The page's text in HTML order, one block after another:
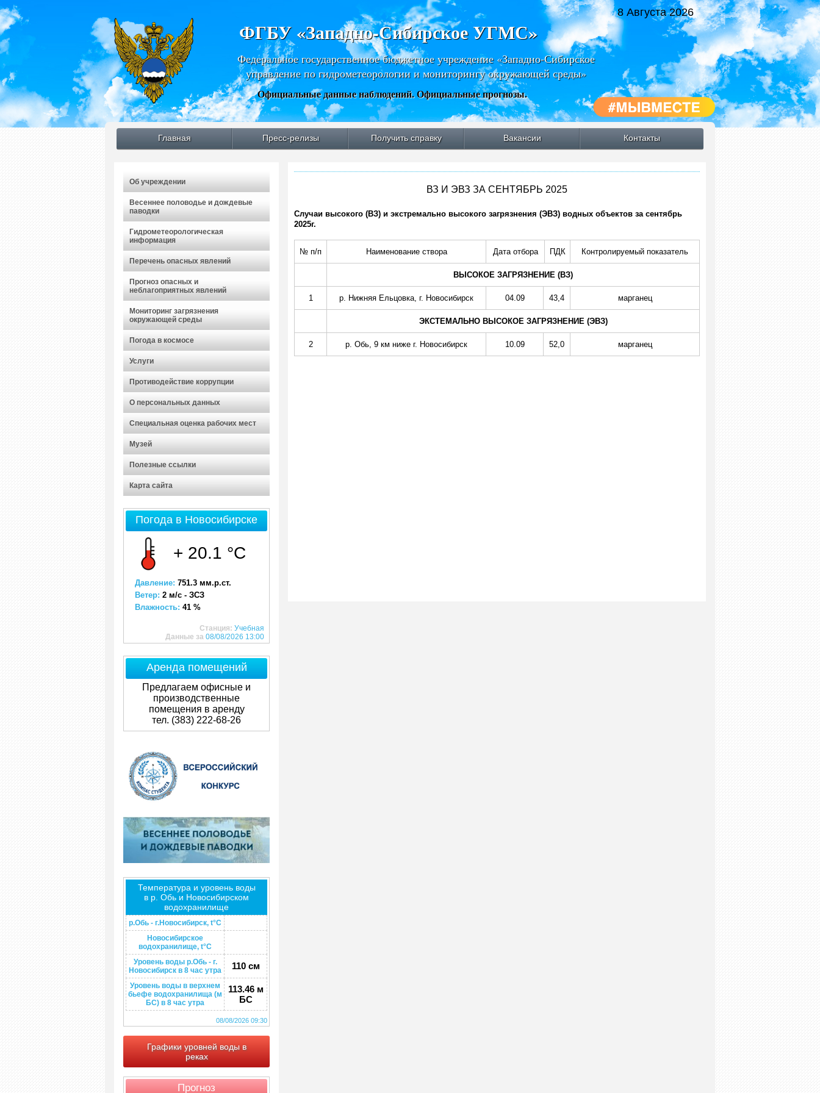
8 Августа 2026
ФГБУ «Западно-Сибирское УГМС»
Федеральное государственное бюджетное учреждение «Западно-Сибирское
управление по гидрометеорологии и мониторингу окружающей среды»
Официальные данные наблюдений. Официальные прогнозы.
Главная Пресс-релизы Получить справку Вакансии Контакты
Об учреждении
Весеннее половодье и дождевые
паводки
Гидрометеорологическая
информация
Перечень опасных явлений
Прогноз опасных и
неблагоприятных явлений
Мониторинг загрязнения
окружающей среды
Погода в космосе
Услуги
Противодействие коррупции
О персональных данных
Специальная оценка рабочих мест
Музей
Полезные ссылки
Карта сайта
Погода в Новосибирске
+ 20.1 °C
Давление: 751.3 мм.р.ст.
Ветер: 2 м/с - ЗСЗ
Влажность: 41 %
Станция: Учебная
Данные за 08/08/2026 13:00
Аренда помещений
Предлагаем офисные и
производственные
помещения в аренду
тел. (383) 222-68-26
Температура и уровень воды
в р. Обь и Новосибирском
водохранилище
р.Обь - г.Новосибирск, t°C
Новосибирское
водохранилище, t°C
Уровень воды р.Обь - г.
Новосибирск в 8 час утра
110 см
Уровень воды в верхнем
бьефе водохранилища (м
БС) в 8 час утра
113.46 м
БС
08/08/2026 09:30
Графики уровней воды в
реках
Прогноз
ВЗ И ЭВЗ ЗА СЕНТЯБРЬ 2025
Случаи высокого (ВЗ) и экстремально высокого загрязнения (ЭВЗ) водных объектов за сентябрь
2025г.
№ п/п Наименование створа Дата отбора ПДК Контролируемый показатель
ВЫСОКОЕ ЗАГРЯЗНЕНИЕ (ВЗ)
1 р. Нижняя Ельцовка, г. Новосибирск 04.09 43,4 марганец
ЭКСТЕМАЛЬНО ВЫСОКОЕ ЗАГРЯЗНЕНИЕ (ЭВЗ)
2 р. Обь, 9 км ниже г. Новосибирск 10.09 52,0 марганец